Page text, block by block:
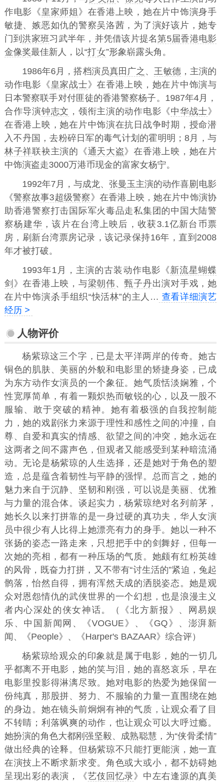
作电影《皇家师姐 》在香港上映，她在片中饰演身手
敏捷、嫉恶如仇的警察吴洛茜，为了演好该片，她专
门到洪家班习武半年，并凭借该片提名第5届香港电影
金像奖最佳新人，以“打
”形象崭露头角。
1986年6月，搭档演员真田广之 、王敏德，主演的
动作电影《皇家战士》在香港上映，她在片中饰演与
日本警察联手对付匪徒的香港警察杨子。1987年4月，
合作导演钟志文 ，领衔主演的动作电影《中华战士》
在香港上映，她在片中饰演在抗日战争时期，授命潜
入不丹国，去粉碎日军的毒气计划的霍明明；8月，与
林子祥联袂主演的《通天大盗 》在香港上映，她在片
中饰演盗走3000万港币现金的富家女杨宁。
1992年7月，与成龙、张曼玉 主演的动作喜
电影
《警察故事3超级警察 》在香港上映，她在片中饰演协
助香港警察打击国际军火毒品走私集团的中国大陆警
察杨建华 ，该片在台湾上映后，收获3.1亿新台币票
房，刷新台湾票房记录，该记录保持16年，直到2008
年才被打破。
1993年1月，主演的古装动作电影《新流星蝴蝶
剑 》在香港上映，与梁朝伟 、甄子丹出演对手戏，她
在片中饰演
手组织“快活林”的主人… 查看详细演艺
经历 >
人物评价
杨紫琼这三个字，已是太平洋两岸的传奇。她古
铜色的肌肤、美丽的外貌和电影里的矫捷身姿，已成
为东方动作女演员的一个象征。她气质恬淡娴雅，个
性宽厚简单，有着一颗炽热而敏锐的心，以及一股不
服输、敢于突破的精神。她有着极强的自我控制能
力，她的戏剧张力来源于理性和感性之间的冲撞，自
尊、自爱和真实的情感、欲望之间的冲突，她永远在
这两者之间不露声色，但观者又能感受到某种暗流涌
动。无论是杨紫琼的人生选择，还是她对于角色的塑
造，总是蕴含着韧性与平静的强悍。总而言之，她的
魅力来自于沉静、坚韧和刚强，可以说是美丽、优雅
与力量的混合体。谈起实力，杨紫琼绝对名列前茅，
她长久以来打拼靠的是一身过硬的真功夫，华人女演
员中很少有人比得上她漂亮有力的身手。她以一种不
张扬的姿态一路走来，只想把手中的剑舞好，但每一
次她的亮相，都有一种压场的气质。她颇有红粉英雄
的风骨，既奋力打拼，又不带有“讨生活的”紧迫，兔起
鹘落，怡然自得，拥有浑然天成的洒脱姿态。她是观
众对恩怨情仇的武侠世界的一个幻想，也是浪漫主义
者内心深处的侠女神话。（《北方新报》、网易娱
乐、中国新闻网、《VOGUE》、《GQ》、澎湃新
闻、《People》、《Harper's BAZAAR》综合评）
杨紫琼给观众的印象就是属于电影，她的一切几
乎都离不开电影，她的笑与泪，她的喜怒哀乐，早在
电影里投影得淋漓尽致。她对电影的热爱为她保留一
份纯真，那股拼、努力、不服输的力量一直围绕在她
的身边。她在镜头前炯炯有神的气质，让观众看了目
不转睛；利落飒爽的动作，也让观众可以大呼过瘾。
她扮演的角色大都刚强坚毅、成熟聪慧，为“侠骨柔情”
做出经典的诠释。但杨紫琼不只能打更能演，她一直
在演技上不断求新求变。角色或大或小，都不妨碍她
呈现出彩的表演，《艺伎回忆录》中左右逢源的真美